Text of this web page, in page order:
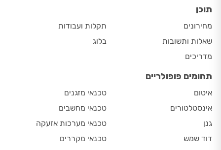
תוכן
מחירונים
שאלות ותשובות
מדריכים
תקלות ועבודות
בלוג
תחומים פופולריים
איטום
אינסטלטורים
גנן
דוד שמש
טכנאי מזגנים
טכנאי מחשבים
טכנאי מערכות אזעקה
טכנאי מקררים